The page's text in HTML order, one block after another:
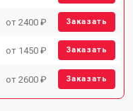
от 2400 ₽ Заказать
от 1450 ₽ Заказать
от 2600 ₽ Заказать